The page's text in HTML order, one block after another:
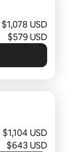
$1,078 USD
$579 USD
$1,104 USD
$643 USD